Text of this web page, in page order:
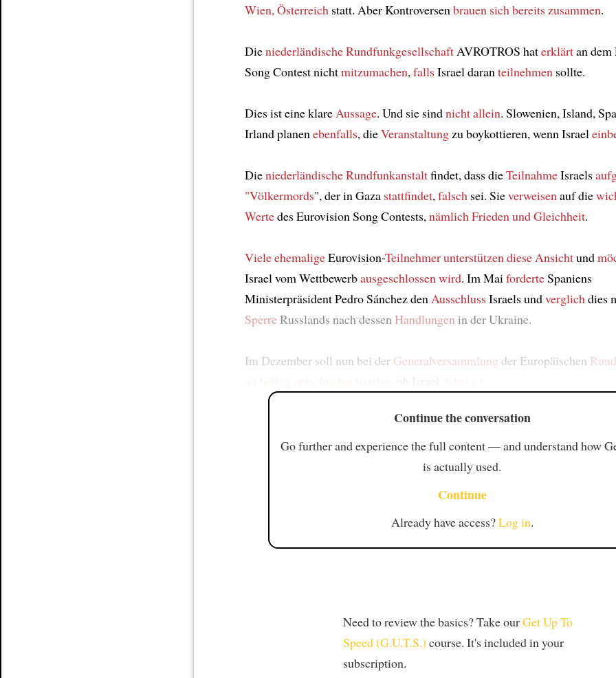
Wien, Österreich statt. Aber Kontroversen brauen sich bereits zusammen.
DieniederländischeRundfunkgesellschaft AVROTROS haterklärtan
Song Contest nichtmitzumachen, fallsIsrael daran teilnehmen sollte.
Dies ist eine klare Aussage. Und sie sindnicht allein. Slowenien, Island,
Irland planen ebenfalls, dieVeranstaltung zu boykottieren, wenn Israel
Dieniederländische Rundfunkanstaltfindet, dass dieTeilnahmeIsraels
"Völkermords", der in Gaza stattfindet, falsch sei. Sieverweisen auf die
Wertedes Eurovision Song Contests, nämlich Frieden und Gleichheit.
Viele ehemaligeEurovision-Teilnehmerunterstützen diese Ansichtund
Israel vom Wettbewerbausgeschlossen wird. Im Mai forderteSpaniens
Ministerpräsident Pedro Sánchez den AusschlussIsraels undverglich dies
SperreRusslands nach dessen Handlungen in der Ukraine.
Im Dezember soll nun bei der Generalversammlung der Europäischen
Continue the conversation
Go further and experience the full content — and understand how
is actually used.
Continue
Already have access?Log in.
Need to review the basics? Take ourGet Up To
Speed (G.U.T.S.) course. It's included in your
subscription.